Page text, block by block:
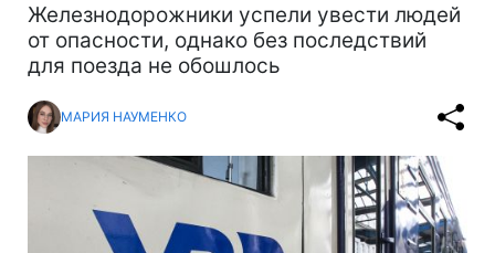
Железнодорожники успели увести людей
от опасности, однако без последствий
для поезда не обошлось
МАРИЯ НАУМЕНКО